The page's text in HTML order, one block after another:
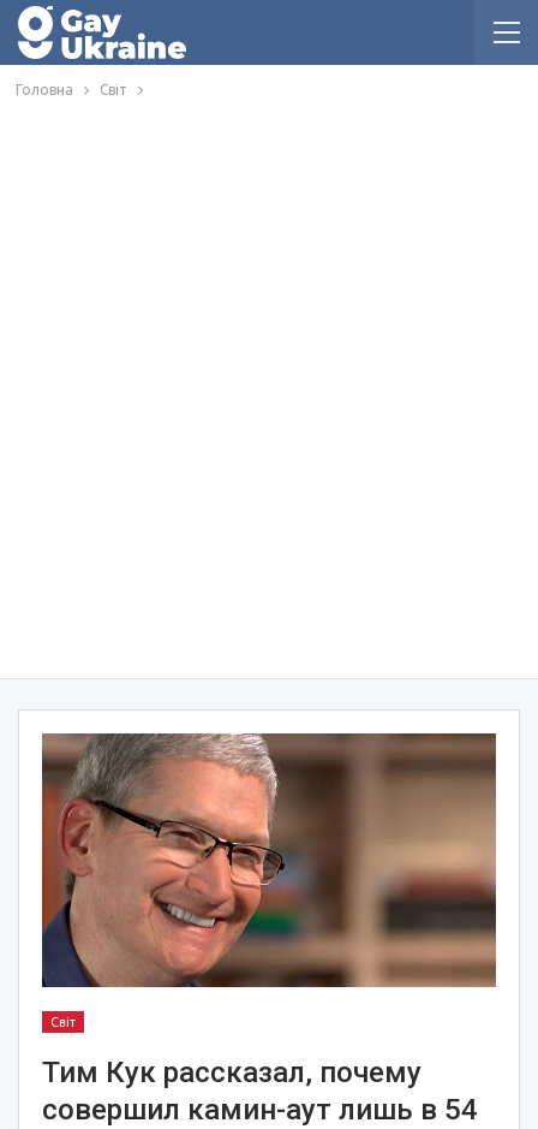
Головна Світ
Світ
Тим Кук рассказал, почему
совершил камин-аут лишь в 54